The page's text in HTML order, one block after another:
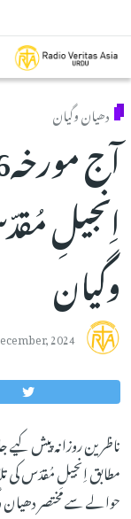
دھیان وگیان
اِنجیلِ
وگیان
2024
ناظرین روزانہ پیش کیے
مطابق اِنجیلِ مُقدّس
حوالے سے مختصر دھیان